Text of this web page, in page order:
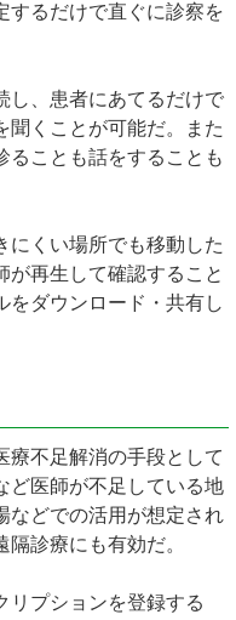
するだけで直ぐに診察を
し、患者にあてるだけで
聞くことが可能だ。また
ることも話をすることも
にくい場所でも移動した
が再生して確認すること
をダウンロード・共有し
療不足解消の手段として
ど医師が不足している地
などでの活用が想定され
診療にも有効だ。
リプションを登録する